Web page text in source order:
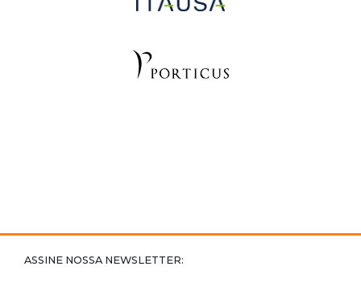
ASSINE NOSSA NEWSLETTER: